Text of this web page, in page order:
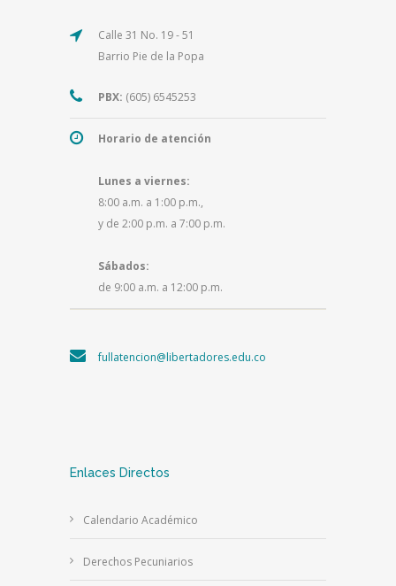
Calle 31 No. 19 - 51
Barrio Pie de la Popa
PBX: (605) 6545253
Horario de atención
Lunes a viernes:
8:00 a.m. a 1:00 p.m.,
y de 2:00 p.m. a 7:00 p.m.
Sábados:
de 9:00 a.m. a 12:00 p.m.
fullatencion@libertadores.edu.co
Enlaces Directos
Calendario Académico
Derechos Pecuniarios